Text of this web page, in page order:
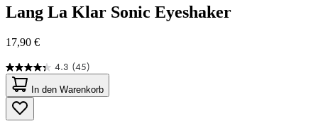
Lang La Klar Sonic Eyeshaker
17,90 €
4.3 (45)
4.3
von
5
Sternen.
45
In den Warenkorb